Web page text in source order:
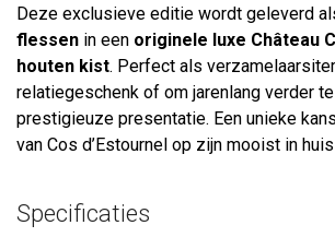
Deze exclusieve editie wordt geleverd
flessen in een originele luxe Château
houten kist. Perfect als
relatiegeschenk of om jarenlang verder
prestigieuze presentatie. Een unieke
van Cos d’Estournel op zijn mooist in
Specificaties